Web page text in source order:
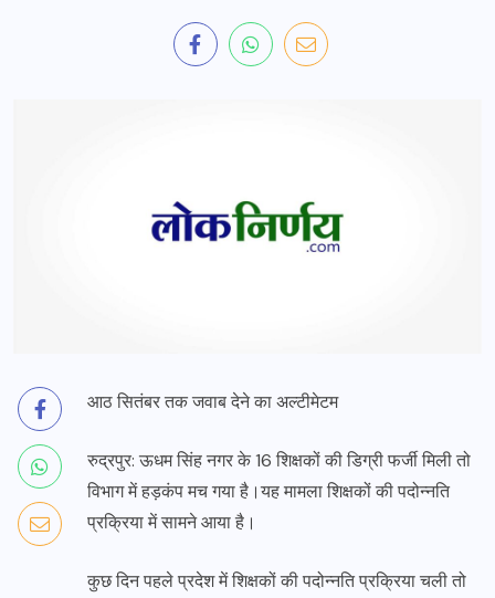
आठ सितंबर तक जवाब देने का अल्टीमेटम
रुद्रपुर: ऊधम सिंह नगर के 16 शिक्षकों की डिग्री फर्जी मिली तो
विभाग में हड़कंप मच गया है।यह मामला शिक्षकों की पदोन्नति
प्रक्रिया में सामने आया है।
कुछ दिन पहले प्रदेश में शिक्षकों की पदोन्नति प्रक्रिया चली तो